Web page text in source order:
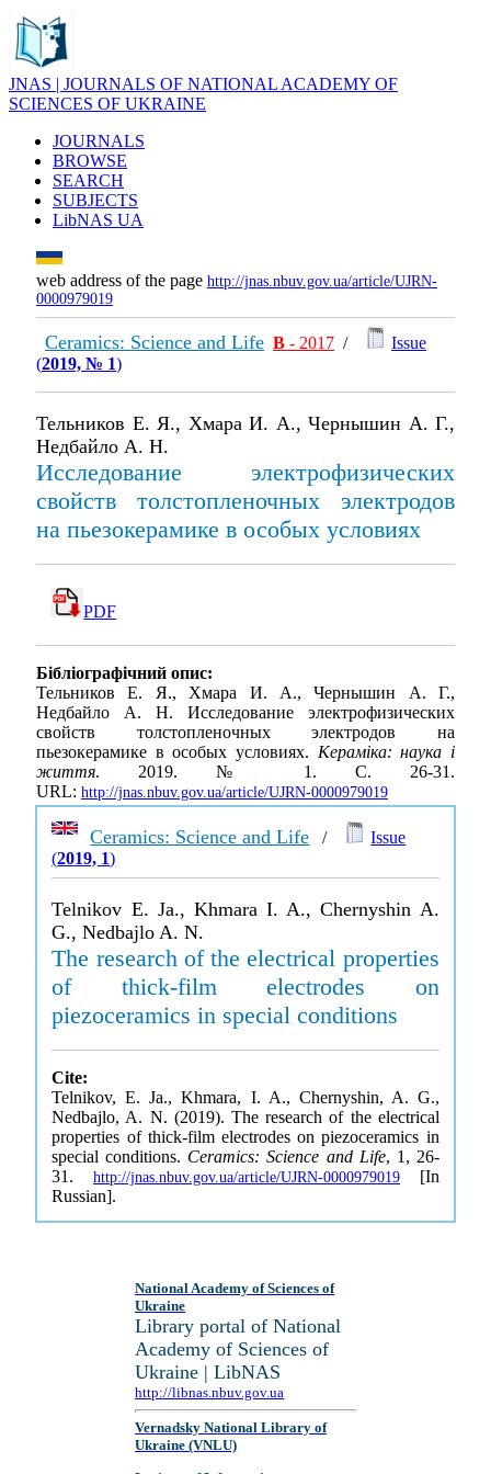
JNAS | JOURNALS OF NATIONAL ACADEMY OF
SCIENCES OF UKRAINE
JOURNALS
BROWSE
SEARCH
SUBJECTS
LibNAS UA
web address of the page http://jnas.nbuv.gov.ua/article/UJRN-
0000979019
Ceramics: Science and Life В - 2017 /
Issue
(2019, № 1)
Тельников Е. Я., Хмара И. А., Чернышин А. Г.,
Недбайло А. Н.
Исследование электрофизических
свойств толстопленочных электродов
на пьезокерамике в особых условиях
PDF
Бібліографічний опис:
Тельников Е. Я., Хмара И. А., Чернышин А. Г.,
Недбайло А. Н. Исследование электрофизических
свойств толстопленочных электродов на
пьезокерамике в особых условиях. Кераміка: наука і
життя. 2019. № 1. С. 26-31.
URL: http://jnas.nbuv.gov.ua/article/UJRN-0000979019
Ceramics: Science and Life /
Issue
(2019, 1)
Telnikov E. Ja., Khmara I. A., Chernyshin A.
G., Nedbajlo A. N.
The research of the electrical properties
of thick-film electrodes on
piezoceramics in special conditions
Cite:
Telnikov, E. Ja., Khmara, I. A., Chernyshin, A. G.,
Nedbajlo, A. N. (2019). The research of the electrical
properties of thick-film electrodes on piezoceramics in
special conditions. Ceramics: Science and Life, 1, 26-
31. http://jnas.nbuv.gov.ua/article/UJRN-0000979019 [In
Russian].
National Academy of Sciences of
Ukraine
Library portal of National
Academy of Sciences of
Ukraine | LibNAS
http://libnas.nbuv.gov.ua
Vernadsky National Library of
Ukraine (VNLU)